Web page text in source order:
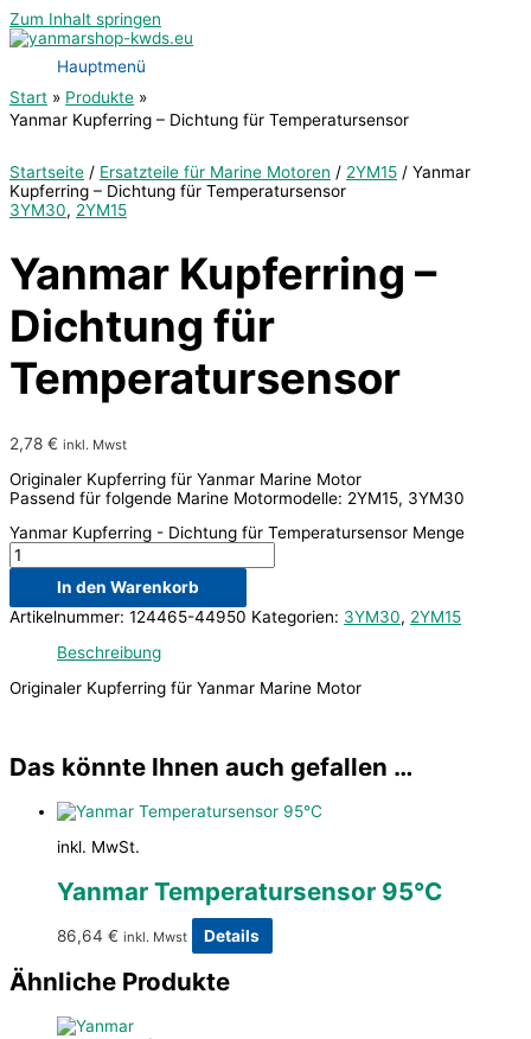
Zum Inhalt springen
Hauptmenü
Start
Produkte
Yanmar Kupferring – Dichtung für Temperatursensor
Startseite / Ersatzteile für Marine Motoren / 2YM15 / Yanmar
Kupferring – Dichtung für Temperatursensor
3YM30, 2YM15
Yanmar Kupferring –
Dichtung für
Temperatursensor
2,78 € inkl. Mwst
Originaler Kupferring für Yanmar Marine Motor
Passend für folgende Marine Motormodelle: 2YM15, 3YM30
Yanmar Kupferring - Dichtung für Temperatursensor Menge
In den Warenkorb
Artikelnummer: 124465-44950 Kategorien: 3YM30, 2YM15
Beschreibung
Originaler Kupferring für Yanmar Marine Motor
Das könnte Ihnen auch gefallen …
inkl. MwSt.
Yanmar Temperatursensor 95°C
86,64 € inkl. Mwst Details
Ähnliche Produkte